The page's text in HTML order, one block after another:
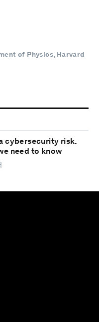
of Physics, Harvard
cybersecurity risk.
need to know